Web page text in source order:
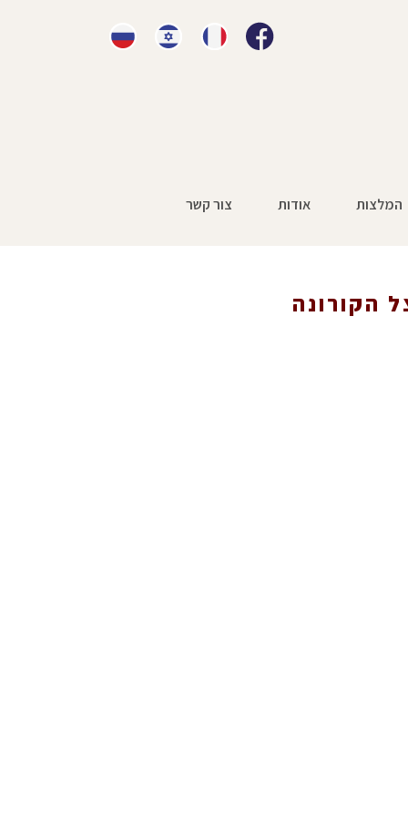
המלצות אודות צור קשר
הקורונה